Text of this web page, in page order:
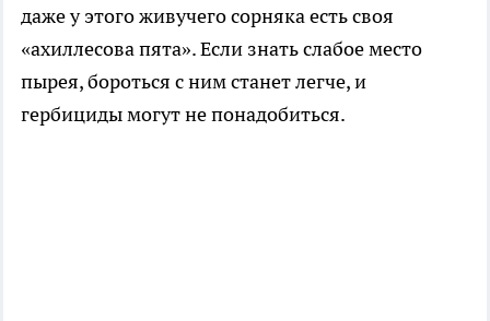
даже у этого живучего сорняка есть своя
«ахиллесова пята». Если знать слабое место
пырея, бороться с ним станет легче, и
гербициды могут не понадобиться.